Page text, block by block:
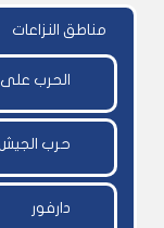
مناطق النزاعات
الحرب
حرب
دارفور